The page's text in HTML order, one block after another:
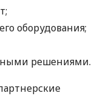
оборудования;
решениями.